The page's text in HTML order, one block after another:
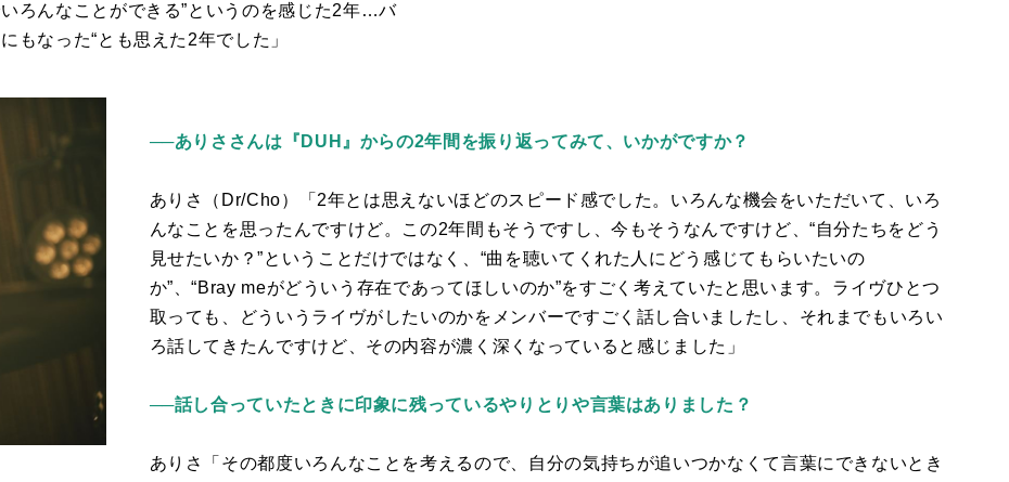
ろんなことができる”というのを感じた2年…バ
もなった“とも思えた 2年でした」
──ありささんは『DUH』からの2年間を振り返ってみて、いかがですか？
ありさ（ Dr/Cho）「 2年とは思えないほどのスピード感でした。いろんな機会をいただいて、いろ
んなことを思ったんですけど。この2年間もそうですし、今もそうなんですけど、“自分たちをどう
見せたいか？”ということだけではなく、“曲を聴いてくれた人にどう感じてもらいたいの
か”、“Bray meがどういう存在であってほしいのか”をすごく考えていたと思います。ライヴひとつ
取っても、どういうライヴがしたいのかをメンバーですごく話し合いましたし、それまでもいろい
ろ話してきたんですけど、その内容が濃く深くなっていると感じました」
──話し合っていたときに印象に残っているやりとりや言葉はありました？
ありさ「その都度いろんなことを考えるので、自分の気持ちが追いつかなくて言葉にできないとき